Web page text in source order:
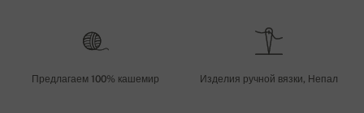
Предлагаем 100% кашемир Изделия ручной вязки, Непал